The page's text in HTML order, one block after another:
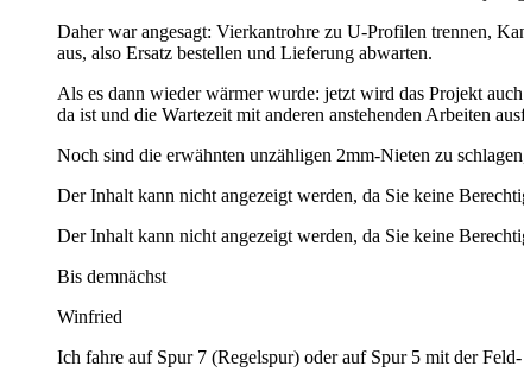
Daher war angesagt: Vierkantrohre zu U-Profilen trennen,
aus, also Ersatz bestellen und Lieferung abwarten.
Als es dann wieder wärmer wurde: jetzt wird das Projekt
da ist und die Wartezeit mit anderen anstehenden Arbeiten
Noch sind die erwähnten unzähligen 2mm-Nieten zu
Der Inhalt kann nicht angezeigt werden, da Sie keine
Der Inhalt kann nicht angezeigt werden, da Sie keine
Bis demnächst
Winfried
Ich fahre auf Spur 7 (Regelspur) oder auf Spur 5 mit der